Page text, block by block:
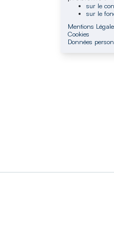
sur le
sur le
Mentions
Cookies
Données